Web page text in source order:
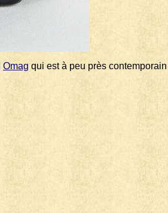
Omag qui est à peu près